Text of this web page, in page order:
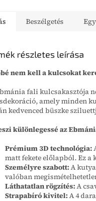
Beszélgetés
részletes leírása
nem kell a kulcsokat
fali kulcsakasztója
amely minden
kedvenced büszke
különlegessé az
Prémium 3D technológia:
matt fekete előlapból. Ez a
Személyre szabott:A
valóban
Láthatatlan rögzítés:A
Strapabíró kivitel:A 4